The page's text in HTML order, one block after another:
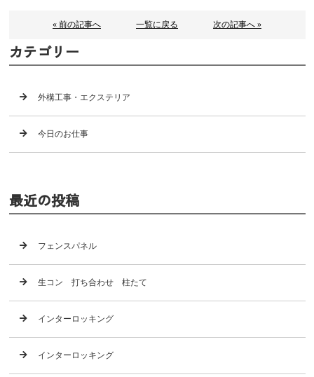
« 前の記事へ 一覧に戻る 次の記事へ »
カテゴリー
外構工事・エクステリア
今日のお仕事
最近の投稿
フェンスパネル
生コン 打ち合わせ 柱たて
インターロッキング
インターロッキング